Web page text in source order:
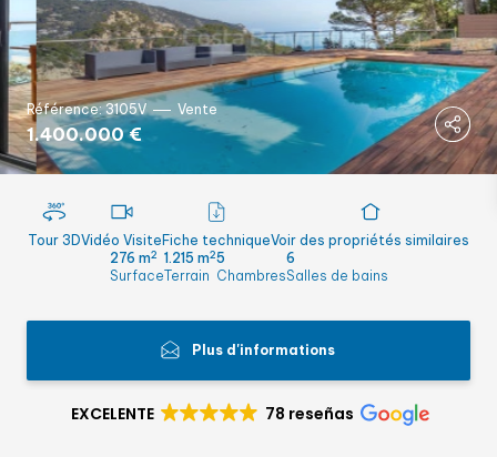
Référence: 3105V Vente
1.400.000 €
Tour 3DVidéo Visite Fiche techniqueVoir des propriétés similaires
276 m2
Surface
1.215 m2
Terrain
5
Chambres
6
Salles de bains
Plus d'informations
EXCELENTE 78 reseñas